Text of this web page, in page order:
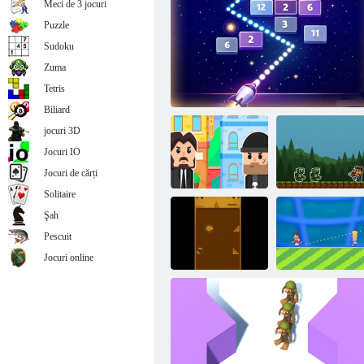
Duo Defense
Joc de puzzle Brick Breaker
Mr Bullet-
spionaj
Săgeată care
sărită
Ținte ale
templului
Steaua de
Meci de 3 jocuri
Puzzle
Sudoku
Zuma
Tetris
Biliard
jocuri 3D
Jocuri IO
Jocuri de cărți
Solitaire
Şah
Pescuit
Jocuri online